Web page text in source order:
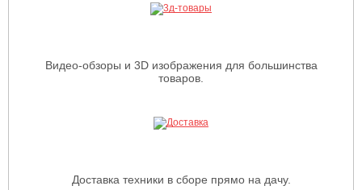
Видео-обзоры и 3D изображения для большинства
товаров.
Доставка техники в сборе прямо на дачу.